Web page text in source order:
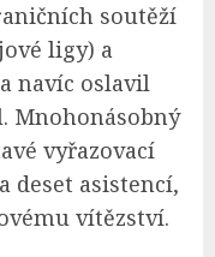
soutěží
ligy) a
navíc oslavil
Mnohonásobný
vyřazovací
deset asistencí,
vítězství.